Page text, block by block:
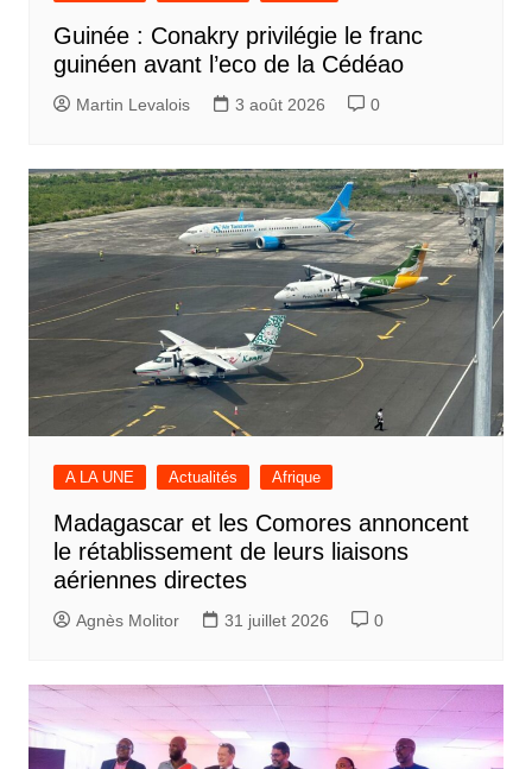
Guinée : Conakry privilégie le franc
guinéen avant l’eco de la Cédéao
Martin Levalois 3 août 2026 0
A LA UNE Actualités Afrique
Madagascar et les Comores annoncent
le rétablissement de leurs liaisons
aériennes directes
Agnès Molitor 31 juillet 2026 0